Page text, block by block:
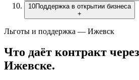
10Поддержка в открытии бизнеса
+
Льготы и поддержка — Ижевск
Что даёт контракт
Ижевске.